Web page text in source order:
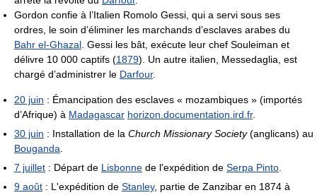
Gordon confie à l’Italien Romolo Gessi, qui a servi sous ses
ordres, le soin d’éliminer les marchands d’esclaves arabes du
Bahr el-Ghazal . Gessi les bât, exécute leur chef Souleiman et
délivre 10 000 captifs (1879). Un autre italien, Messedaglia, est
chargé d’administrer le Darfour.
20 juin : Émancipation des esclaves « mozambiques » (importés
d’Afrique) à Madagascar horizon.documentation.ird.fr.
30 juin : Installation de la Church Missionary Society(anglicans) au
Bouganda
7 juillet : Départ de Lisbonne de l'expédition de Serpa Pinto
9 août : L'expédition de Stanley, partie de Zanzibar en 1874 à